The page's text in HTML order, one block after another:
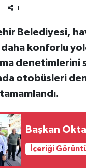
Belediyesi,
konforlu
denetimlerini
otobüsleri
Başkan
İçeriği